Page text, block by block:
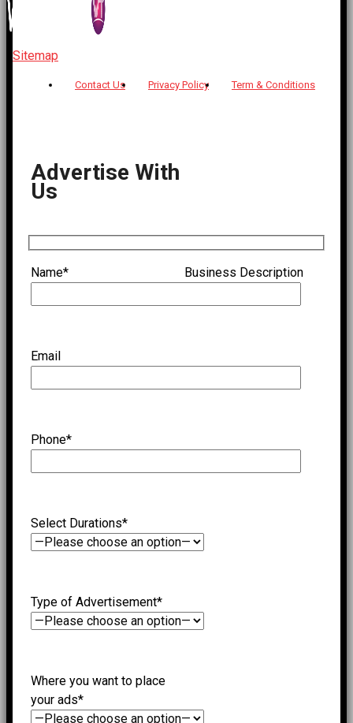
Sitemap
Contact Us Privacy Policy Term & Conditions
Advertise With
Us
Name*
Email
Phone*
Select Durations*
Type of Advertisement*
Where you want to place
your ads*
Business Description